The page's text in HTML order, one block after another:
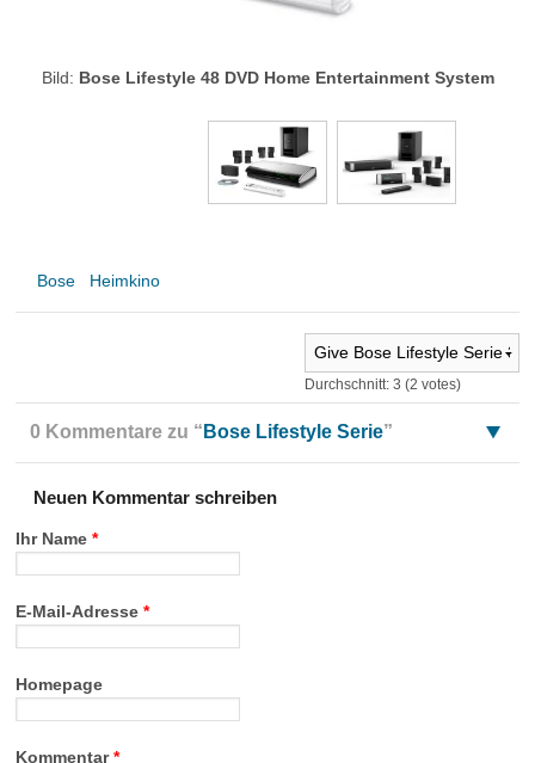
Bild: Bose Lifestyle 48 DVD Home Entertainment System
Bose Heimkino
Durchschnitt: 3 (2 votes)
0 Kommentare zu “ Bose Lifestyle Serie”
Neuen Kommentar schreiben
Ihr Name*
E-Mail-Adresse*
Homepage
Kommentar*